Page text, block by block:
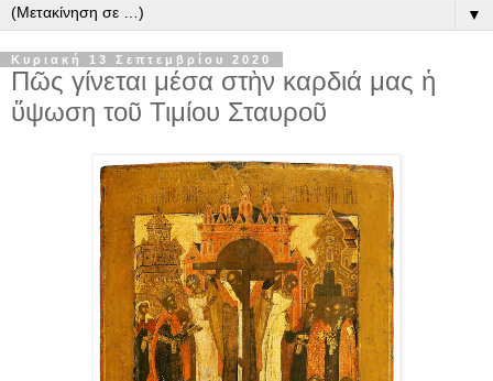
▼
Κυριακή 13 Σεπτεμβρίου 2020
Πῶς γίνεται μέσα στὴν καρδιά μας ἡ
ὕψωση τοῦ Τιμίου Σταυροῦ